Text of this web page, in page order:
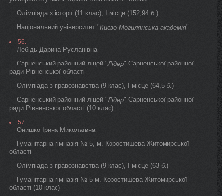
Олімпіада з історії (11 клас), I місце (152,94 б.)
Національний університет "Києво-Могилянська академія"
56.
Лебідь Дарина Русланівна
Сарненський районний ліцей "Лідер" Сарненської районної
ради Рівненської області
Олімпіада з правознавства (9 клас), I місце (64,5 б.)
Сарненський районний ліцей "Лідер" Сарненської районної
ради Рівненської області (10 клас)
57.
Онишко Ірина Миколаївна
Гуманітарна гімназія № 5, м. Коростишева Житомирської
області
Олімпіада з правознавства (9 клас), I місце (63 б.)
Гуманітарна гімназія № 5 м. Коростишева Житомирської
області (10 клас)